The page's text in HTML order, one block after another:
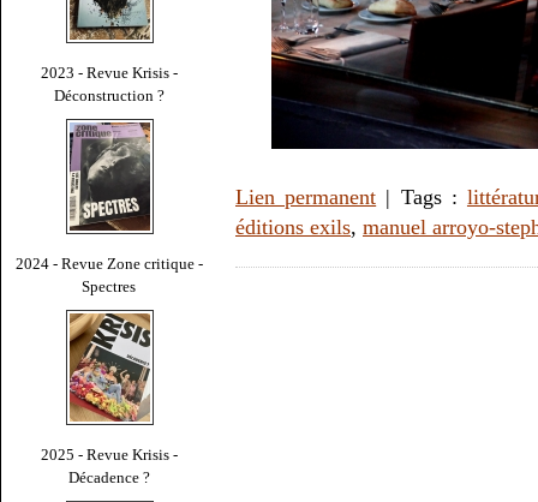
2023 - Revue Krisis -
Déconstruction ?
2024 - Revue Zone critique -
Spectres
2025 - Revue Krisis -
Décadence ?
Lien permanent | Tags :
éditions exils, manuel arroyo-